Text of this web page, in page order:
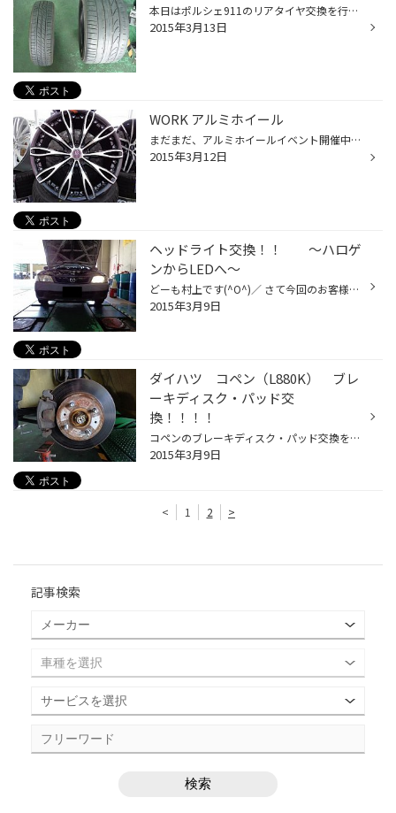
本日はポルシェ911のリアタイヤ交換を行いました。 見て頂いた通り、メチャクチャ太いです!! サイズは… 305/30R19です☆ 比較で軽自動車のタイヤを置いていますが全然違います(・.・;) 購入頂いたパタンはポテンザRE050。 911の性能を100％発揮させるためにはこのくらいのサイズがほしいと言うことな...
2015年3月13日
WORK アルミホイール
まだまだ、アルミホイールイベント開催中ですよ!! 先日、日記にて紹介させて頂いたホイール以外にも展示の商品がございますので、 紹介しますね。 画像1（上） URBANZONE FIORITA(BMP3) ｱｳﾞｧﾝﾂｫｰﾈ ﾌｨｵﾘｰﾀ 20X9.5J 5/114 +35 （先日ご成約頂きました!!） 画像2（中） URBANZONE STELLANO(BMP3) ｱｳﾞｧﾝ...
2015年3月12日
ヘッドライト交換！！ ～ハロゲ
ンからLEDへ～
どーも村上です(^O^)／ さて今回のお客様はヘッドライトが片方切れてしまったということで交換をしに来店されました！！ このように片方が切れてしまっています(ーー;) そこで今回は、今までよりも明るく見やすいものがいいということでこちらを取り付けることになりました！！ VALENTI ジュエルLED...
2015年3月9日
ダイハツ コペン（L880K） ブレ
ーキディスク・パッド交
換！！！！
コペンのブレーキディスク・パッド交換をおこないました。 純正の物でもブレーキの効きに不満はなかったのですが。 今回交換したディスクの方がスリットが入っていて見た目がカッコ良かったので 交換することになりました（＾ｖ＾） //////////////////////////////////// ディクセル ブレーキディ...
2015年3月9日
< 1 2 >
記事検索